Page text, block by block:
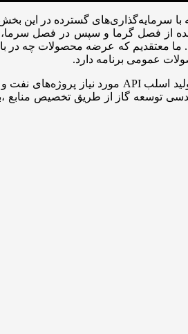
سرمایه‌گذاری‌های گسترده در این بخش
از فصل گرما و سپس در فصل
بورس کالا عرضه می‌شود. ما معتقدیم که
عمومی برنامه دارد.
توسعه گاز از طریق تخصیص منابع